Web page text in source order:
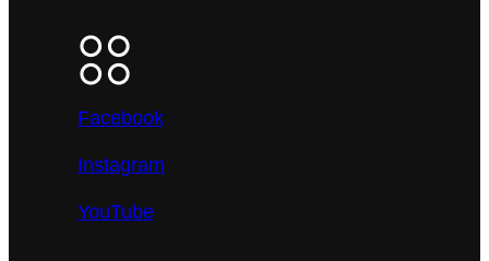
Facebook
Instagram
YouTube